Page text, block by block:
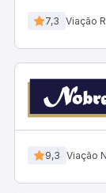
7,3 Viação
9,3 Viação